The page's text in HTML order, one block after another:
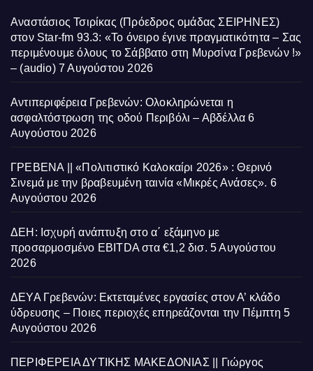
Αναστάσιος Τσιρίκας (Πρόεδρος ομάδας ΣΕΙΡΗΝΕΣ)
στον Star-fm 93.3: «Το όνειρο έγινε πραγματικότητα – Σας
περιμένουμε όλους το Σάββατο στη Μυρσίνα Γρεβενών !»
– (audio) 7 Αυγούστου 2026
Αντιπεριφέρεια Γρεβενών: Ολοκληρώνεται η
ασφαλτόστρωση της οδού Περιβόλι – Αβδέλλα 6
Αυγούστου 2026
ΓΡΕΒΕΝΑ || «Πολιτιστικό Καλοκαίρι 2026» : Θερινό
Σινεμά με την βραβευμένη ταινία «Μικρές Ανάσες». 6
Αυγούστου 2026
ΔΕΗ: Ισχυρή ανάπτυξη στο α΄ εξάμηνο με
προσαρμοσμένο EBITDA στα €1,2 δισ. 5 Αυγούστου
2026
ΔΕΥΑ Γρεβενών: Εκτεταμένες εργασίες στον Α’ κλάδο
ύδρευσης – Ποιες περιοχές επηρεάζονται την Πέμπτη 5
Αυγούστου 2026
ΠΕΡΙΦΕΡΕΙΑ ΔΥΤΙΚΗΣ ΜΑΚΕΔΟΝΙΑΣ || Γιώργος